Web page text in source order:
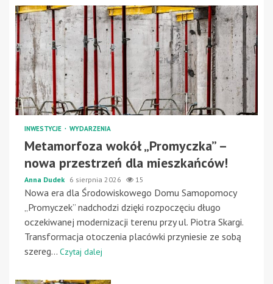
INWESTYCJE WYDARZENIA
Metamorfoza wokół „Promyczka” –
nowa przestrzeń dla mieszkańców!
Anna Dudek 6 sierpnia 2026 15
Nowa era dla Środowiskowego Domu Samopomocy
„Promyczek” nadchodzi dzięki rozpoczęciu długo
oczekiwanej modernizacji terenu przy ul. Piotra Skargi.
Transformacja otoczenia placówki przyniesie ze sobą
szereg... Czytaj dalej